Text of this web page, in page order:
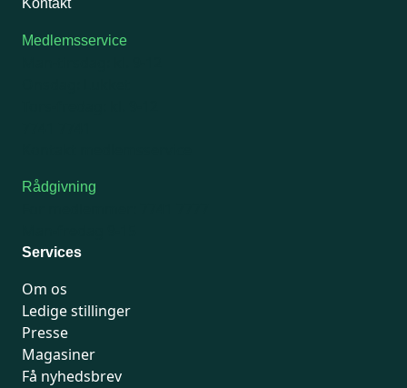
Kontakt
Medlemsservice
Rådgivning
Services
Om os
Ledige stillinger
Presse
Magasiner
Få nyhedsbrev